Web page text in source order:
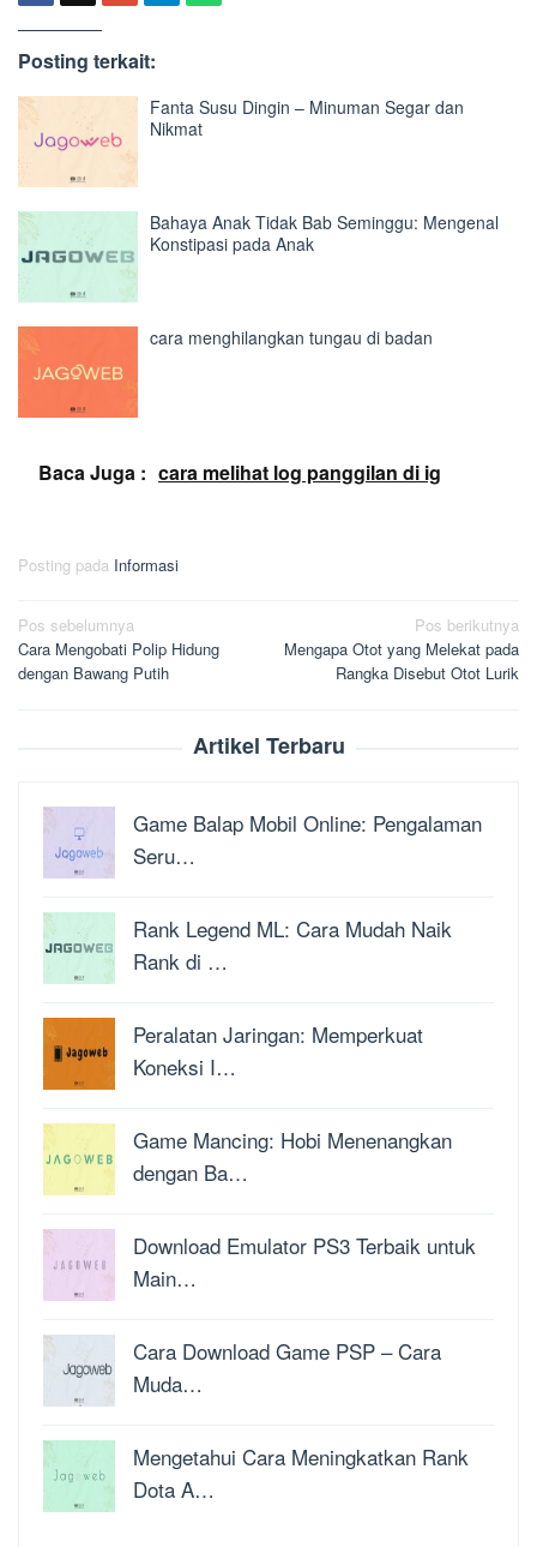
Posting terkait:
Fanta Susu Dingin – Minuman Segar dan
Nikmat
Bahaya Anak Tidak Bab Seminggu: Mengenal
Konstipasi pada Anak
cara menghilangkan tungau di badan
Baca Juga : cara melihat log panggilan di ig
Posting pada Informasi
Navigasi
pos
Pos sebelumnya
Cara Mengobati Polip Hidung
dengan Bawang Putih
Pos berikutnya
Mengapa Otot yang Melekat pada
Rangka Disebut Otot Lurik
Artikel Terbaru
Game Balap Mobil Online: Pengalaman
Seru…
Rank Legend ML: Cara Mudah Naik
Rank di …
Peralatan Jaringan: Memperkuat
Koneksi I…
Game Mancing: Hobi Menenangkan
dengan Ba…
Download Emulator PS3 Terbaik untuk
Main…
Cara Download Game PSP – Cara
Muda…
Mengetahui Cara Meningkatkan Rank
Dota A…